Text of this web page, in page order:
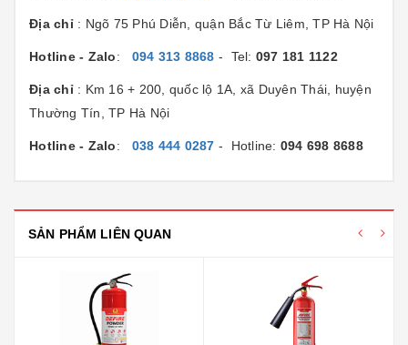
Địa chỉ : Ngõ 75 Phú Diễn, quận Bắc Từ Liêm, TP Hà Nội
Hotline - Zalo: 094 313 8868 - Tel: 097 181 1122
Địa chỉ : Km 16 + 200, quốc lộ 1A, xã Duyên Thái, huyện
Thường Tín, TP Hà Nội
Hotline - Zalo: 038 444 0287 - Hotline: 094 698 8688
SẢN PHẨM LIÊN QUAN